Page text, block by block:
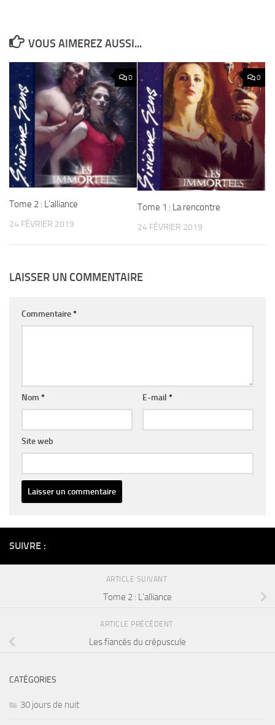
VOUS AIMEREZ AUSSI...
0
Tome 2 : L’alliance
24 FÉVRIER 2019
0
Tome 1 : La rencontre
24 FÉVRIER 2019
LAISSER UN COMMENTAIRE
Commentaire*
Nom * E-mail *
Site web
SUIVRE :
ARTICLE SUIVANT
Tome 2 : L’alliance
ARTICLE PRÉCÉDENT
Les fiancés du crépuscule
CATÉGORIES
30 jours de nuit